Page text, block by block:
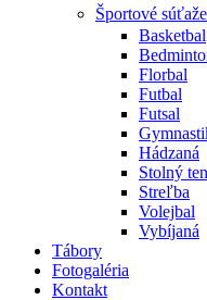
Športové súťaže
Basketbal
Florbal
Futbal
Futsal
Hádzaná
Stolný
Streľba
Volejbal
Vybíjaná
Tábory
Fotogaléria
Kontakt